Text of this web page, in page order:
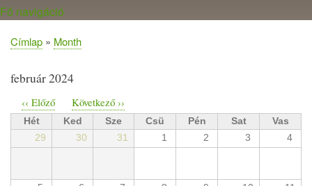
Fő navigáció
Morzsa
Címlap Month
február 2024
Oldalszámozás
‹‹ Előző Következő ››
Hét Ked Sze Csü Pén Sat
Vas
29
30 31 1 2 3 4